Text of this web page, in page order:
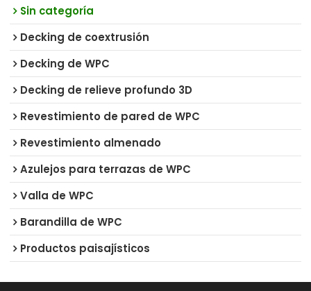
Sin categoría
Decking de coextrusión
Decking de WPC
Decking de relieve profundo 3D
Revestimiento de pared de WPC
Revestimiento almenado
Azulejos para terrazas de WPC
Valla de WPC
Barandilla de WPC
Productos paisajísticos